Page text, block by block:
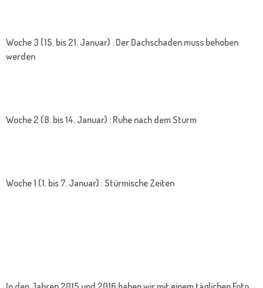
Woche 3 (15. bis 21. Januar) : Der Dachschaden muss behoben
werden
Woche 2 (8. bis 14. Januar) : Ruhe nach dem Sturm
Woche 1 (1. bis 7. Januar) : Stürmische Zeiten